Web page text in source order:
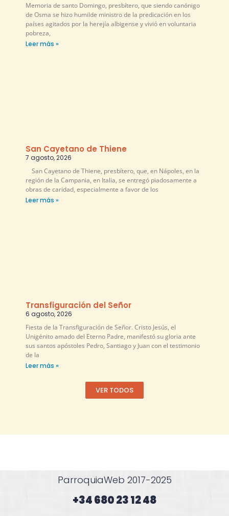
Memoria de santo Domingo, presbítero, que siendo canónigo
de Osma se hizo humilde ministro de la predicación en los
países agitados por la herejía albigense y vivió en voluntaria
pobreza,
Leer más »
San Cayetano de Thiene
7 agosto, 2026
San Cayetano de Thiene, presbítero, que, en Nápoles, en la
región de la Campania, en Italia, se entregó piadosamente a
obras de caridad, especialmente a favor de los
Leer más »
Transfiguración del Señor
6 agosto, 2026
Fiesta de la Transfiguración de Señor. Cristo Jesús, el
Unigénito amado del Eterno Padre, manifestó su gloria ante
sus santos apóstoles Pedro, Santiago y Juan con el testimonio
de la
Leer más »
VER TODOS
ParroquiaWeb 2017-2025
+34 680 23 12 48​